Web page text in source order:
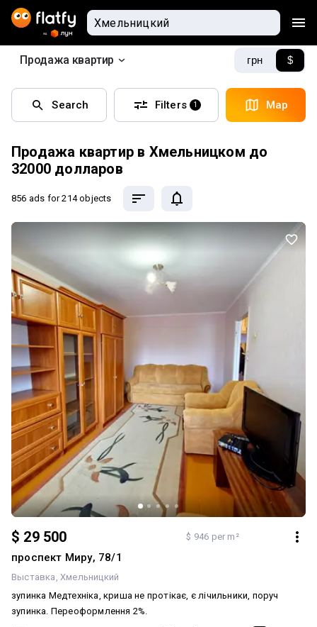
Продажа квартир грн $
Search Filters 1 Map
Продажа квартир в Хмельницком до
32000 долларов
856 ads for 214 objects
$ 29 500 $ 946 per m²
проспект Миру, 78/1
Выставка Хмельницкий
зупинка Медтехніка, криша не протікає, є лічильники, поруч
зупинка. Переоформлення 2%.